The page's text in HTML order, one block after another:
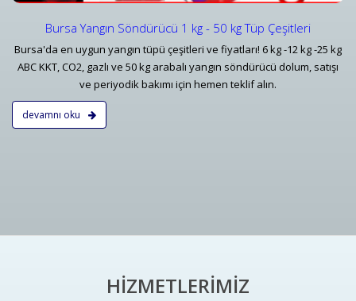
Bursa Yangın Söndürücü 1 kg - 50 kg Tüp Çeşitleri
Bursa'da en uygun yangın tüpü çeşitleri ve fiyatları! 6 kg -12 kg -25 kg
ABC KKT, CO2, gazlı ve 50 kg arabalı yangın söndürücü dolum, satışı
ve periyodik bakımı için hemen teklif alın.
devamnı oku
HİZMETLERİMİZ